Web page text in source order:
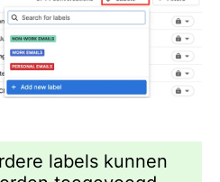
labels kunnen